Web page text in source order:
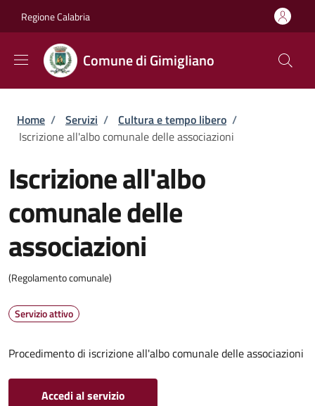
Regione Calabria
Comune di Gimigliano
Briciole di pane
Home / Servizi / Cultura e tempo libero /
Iscrizione all'albo comunale delle associazioni
Iscrizione all'albo
comunale delle
associazioni
(Regolamento comunale)
Servizio attivo
Procedimento di iscrizione all'albo comunale delle associazioni
Accedi al servizio